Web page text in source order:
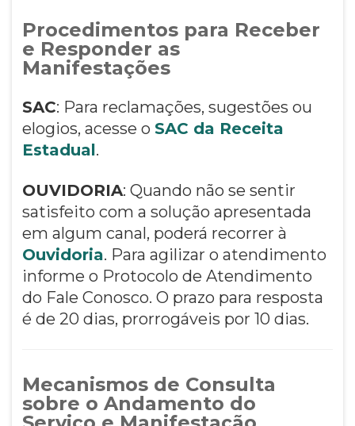
Procedimentos para Receber
e Responder as
Manifestações
SAC: Para reclamações, sugestões ou
elogios, acesse o SAC da Receita
Estadual.
OUVIDORIA: Quando não se sentir
satisfeito com a solução apresentada
em algum canal, poderá recorrer à
Ouvidoria. Para agilizar o atendimento
informe o Protocolo de Atendimento
do Fale Conosco. O prazo para resposta
é de 20 dias, prorrogáveis por 10 dias.
Mecanismos de Consulta
sobre o Andamento do